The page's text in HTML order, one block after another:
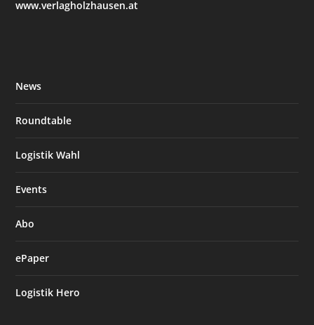
www.verlagholzhausen.at
News
Roundtable
Logistik Wahl
Events
Abo
ePaper
Logistik Hero